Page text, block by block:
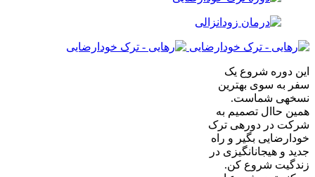
این دوره شروع یک
سفر به سوی بهترین
نسخهی شماست.
همین حاال تصمیم به
شرکت در دورهی ترک
خودارضایی بگیر و راه
جدید و هیجانانگیزی در
زندگیت شروع کن.